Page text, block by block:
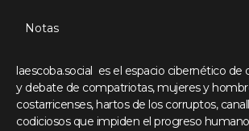
Notas
laescoba.social es el espacio cibernético
y debate de compatriotas, mujeres y
costarricenses, hartos de los corruptos,
codiciosos que impiden el progreso